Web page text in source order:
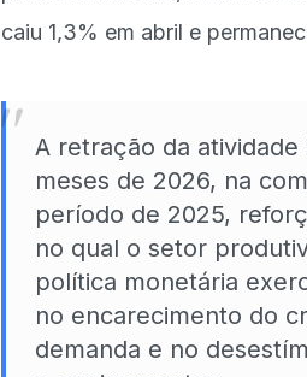
caiu 1,3% em abril e
" A retração da
meses de 2026, na
período de 2025,
no qual o setor
política monetária
no encarecimento do
demanda e no